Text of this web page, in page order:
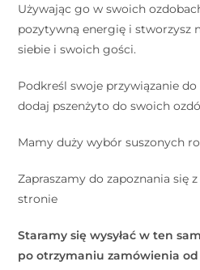
Używając go w swoich
pozytywną energię i stworzysz
siebie i swoich gości.
Podkreśl swoje przywiązanie
dodaj pszenżyto do swoich
Mamy duży wybór suszonych
Zapraszamy do zapoznania się
stronie
Staramy się wysyłać w ten
po otrzymaniu zamówienia